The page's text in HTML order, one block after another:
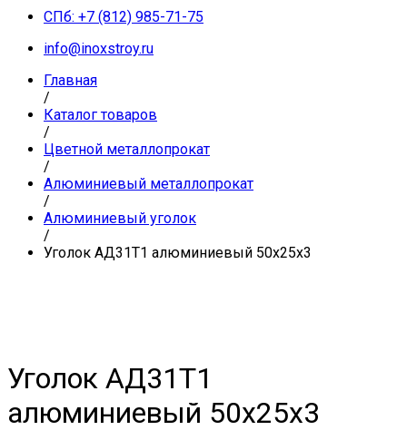
СПб: +7 (812) 985-71-75
info@inoxstroy.ru
Главная
/
Каталог товаров
/
Цветной металлопрокат
/
Алюминиевый металлопрокат
/
Алюминиевый уголок
/
Уголок АД31Т1 алюминиевый 50х25х3
Уголок АД31Т1
алюминиевый 50х25х3